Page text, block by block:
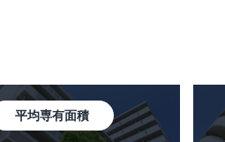
平均専有面積